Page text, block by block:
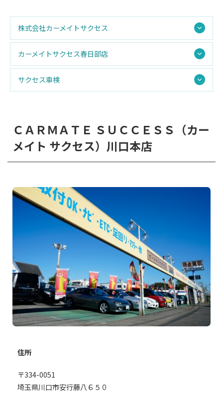
株式会社カーメイトサクセス
カーメイトサクセス春日部店
サクセス車検
ＣＡＲＭＡＴＥ ＳＵＣＣＥＳＳ（カー
メイト サクセス）川口本店
住所
〒334-0051
埼玉県川口市安行藤八６５０